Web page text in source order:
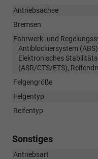
Antriebsachse
Bremsen
Fahrwerk- und
Antiblockiersystem
Elektronisches
(ASR/CTS/ETS),
Felgengröße
Felgentyp
Reifentyp
Sonstiges
Antriebsart